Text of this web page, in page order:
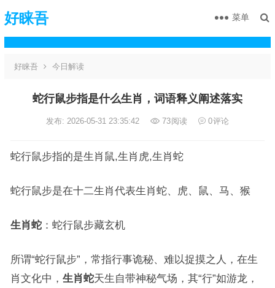
好睐吾 菜单
好睐吾 今日解读
蛇行鼠步指是什么生肖，词语释义阐述落实
发布: 2026-05-31 23:35:42 73阅读 0评论
蛇行鼠步指的是生肖鼠,生肖虎,生肖蛇
蛇行鼠步是在十二生肖代表生肖蛇、虎、鼠、马、猴
生肖蛇：蛇行鼠步藏玄机
所谓“蛇行鼠步”，常指行事诡秘、难以捉摸之人，在生
肖文化中， 生肖蛇天生自带神秘气场，其“行”如游龙，